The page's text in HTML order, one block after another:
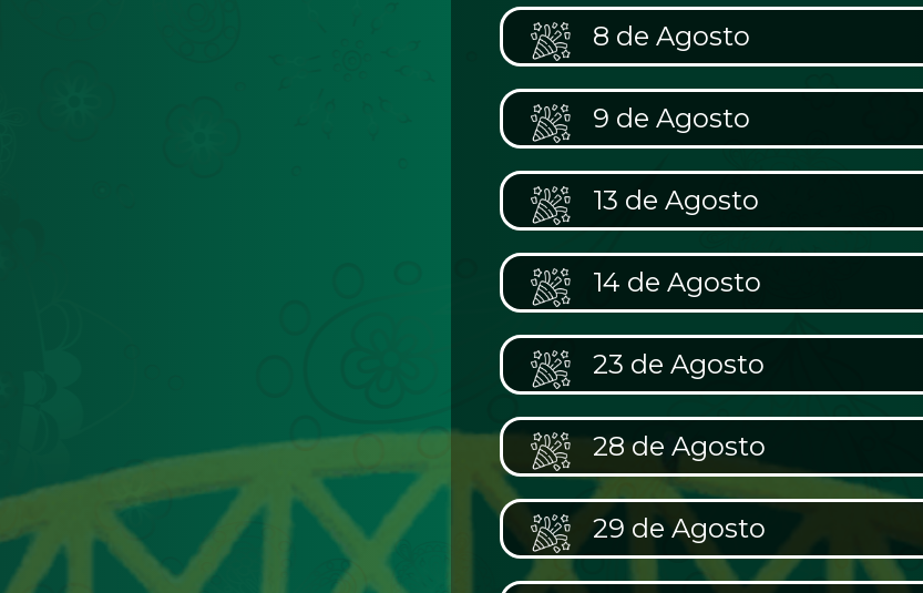
8 de Agosto
9 de Agosto
13 de Agosto
14 de Agosto
23 de Agosto
28 de Agosto
29 de Agosto